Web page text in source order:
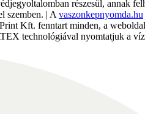
részesül, annak
szemben. | A vaszonkepnyomda.hu
Kft. fenntart minden, a
technológiával nyomtatjuk a